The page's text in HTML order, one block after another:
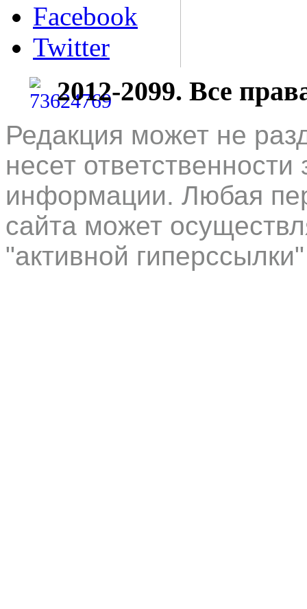
Facebook
Twitter
2012-2099. Все
Редакция может не
несет
информации. Любая
сайта может
"активной